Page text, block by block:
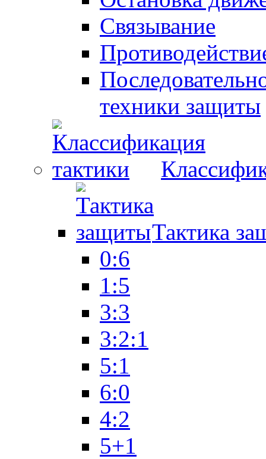
Связывание
техники защиты
Тактика
0:6
1:5
3:3
3:2:1
5:1
6:0
4:2
5+1